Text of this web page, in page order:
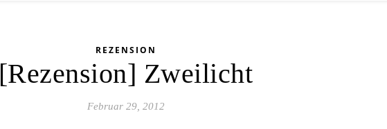
REZENSION
[Rezension] Zweilicht
Februar 29, 2012